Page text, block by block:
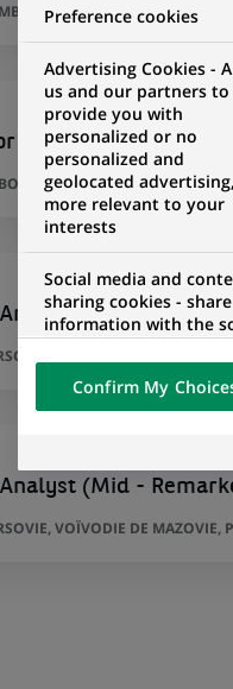
MAHARASHTRA, INDE
Developer to
LISBONNE, PORTUGAL
VOÏVODIE DE MAZOVIE,
(Mid -
VOÏVODIE DE MAZOVIE,
Preference cookies
Advertising Cookies -
us and our partners to
provide you with
personalized or no
personalized and
geolocated advertising,
more relevant to your
interests
Social media and
sharing cookies - share
information with the
networks and
visualization on our
of the content hosted
external website.
Confirm My